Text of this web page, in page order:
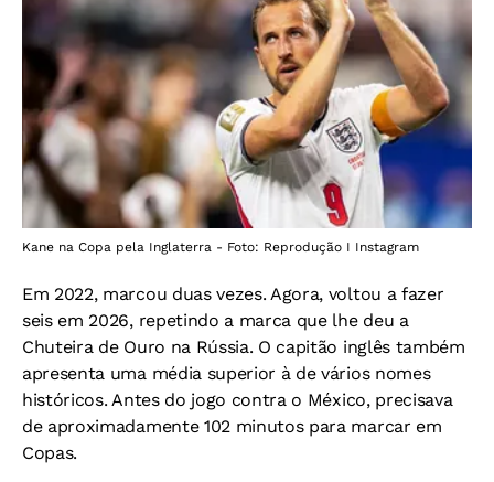
Kane na Copa pela Inglaterra - Foto: Reprodução I Instagram
Em 2022, marcou duas vezes. Agora, voltou a fazer
seis em 2026, repetindo a marca que lhe deu a
Chuteira de Ouro na Rússia. O capitão inglês também
apresenta uma média superior à de vários nomes
históricos. Antes do jogo contra o México, precisava
de aproximadamente 102 minutos para marcar em
Copas.